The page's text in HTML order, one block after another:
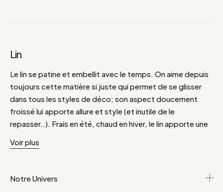
Lin
Le lin se patine et embellit avec le temps. On aime depuis
toujours cette matière si juste qui permet de se glisser
dans tous les styles de déco; son aspect doucement
froissé lui apporte allure et style (et inutile de le
repasser..). Frais en été, chaud en hiver, le lin apporte une
couette ou en édredon, inspiré du linge d'antan, ou donne
Voir plus
Notre Univers